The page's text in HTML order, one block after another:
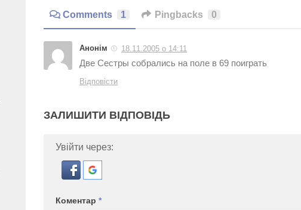
Comments 1 Pingbacks 0
Анонім 18.11.2005 о 14:11
Две Сестры собрались на поле в 69 поиграть
Відповісти
ЗАЛИШИТИ ВІДПОВІДЬ
Увійти через:
Коментар *